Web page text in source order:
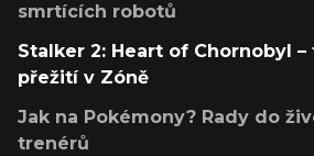
smrtících robotů
Stalker 2: Heart of Chornobyl
přežití v Zóně
Jak na Pokémony? Rady do
trenérů